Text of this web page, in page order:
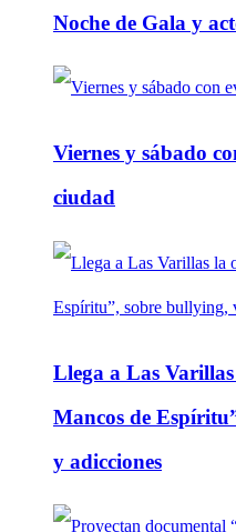
Noche de Gala y
Viernes y sábado
ciudad
Llega a Las
Mancos de
y adicciones